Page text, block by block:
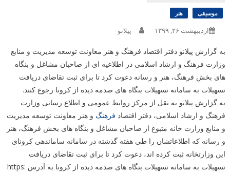
موسیقی هنر
اردیبهشت ۲۶, ۱۳۹۹ پیلانو
به گزارش پیلانو دفتر اقتصاد فرهنگ و هنر معاونت توسعه مدیریت و منابع
وزارت فرهنگ و ارشاد اسلامی در اطلاعیه ای از صاحبان مشاغل و بنگاه
های بخش فرهنگ، هنر و رسانه دعوت کرد تا برای ثبت تقاضای دریافت
تسهیلات به سامانه تسهیلات بنگاه های صدمه دیده از کرونا رجوع کنند.
به گزارش پیلانو به نقل از مرکز روابط عمومی و اطلاع رسانی وزارت
فرهنگ و ارشاد اسلامی، دفتر اقتصاد فرهنگ و هنر معاونت توسعه مدیریت
و منابع وزارت خانه متبوع از صاحبان مشاغل و بنگاه های بخش فرهنگ، هنر
و رسانه که اطلاعاتشان را طی هفته گذشته در سامانه ساماندهی کرونای
این وزارتخانه ثبت کرده اند، دعوت کرد تا برای ثبت تقاضای دریافت
تسهیلات به سامانه تسهیلات بنگاه های صدمه دیده از کرونا به آدرس https: